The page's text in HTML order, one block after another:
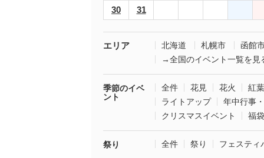
30
31
エリア 北海道 札幌市
函館
→全国のイベント一覧を見
季節のイベ
ント
全件 花見 花火
紅葉
ライトアップ
年中行事
クリスマスイベント
福
祭り 全件 祭り フェスティ